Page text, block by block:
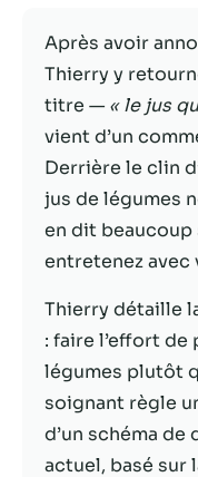
Après avoir
Thierry y
titre —« le jus
vient d’un
Derrière le clin
jus de légumes
en dit
entretenez avec
Thierry détaille
: faire l’effort
légumes plutôt
soignant règle
d’un schéma
actuel, basé sur